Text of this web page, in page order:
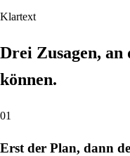
Klartext
Drei Zusagen, an
können.
01
Erst der Plan, dann